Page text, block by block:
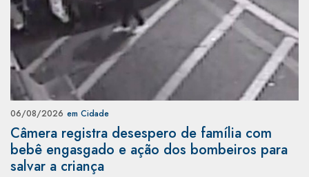
06/08/2026 em Cidade
Câmera registra desespero de família com
bebê engasgado e ação dos bombeiros para
salvar a criança